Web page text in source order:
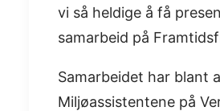
vi så heldige å få
samarbeid på
Samarbeidet har blant
Miljøassistentene på